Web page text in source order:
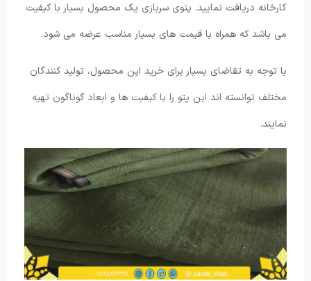
کارخانه دریافت نمایید. پتوی سربازی یک محصول بسیار با کیفیت
می باشد که همراه با قیمت های بسیار مناسب عرضه می شود.
با توجه به تقاضای بسیار برای خرید این محصول، تولید کنندگان
مختلف توانسته اند این پتو را با کیفیت ها و ابعاد گوناگون تهیه
نمایند.